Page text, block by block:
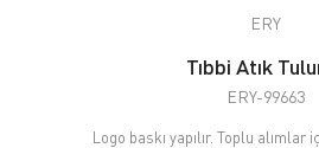
ERY
Tıbbi Atık
ERY-99663
Logo baskı yapılır. Toplu alımlar